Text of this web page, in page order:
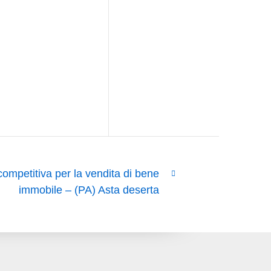
per la vendita di bene
immobile – (PA) Asta deserta